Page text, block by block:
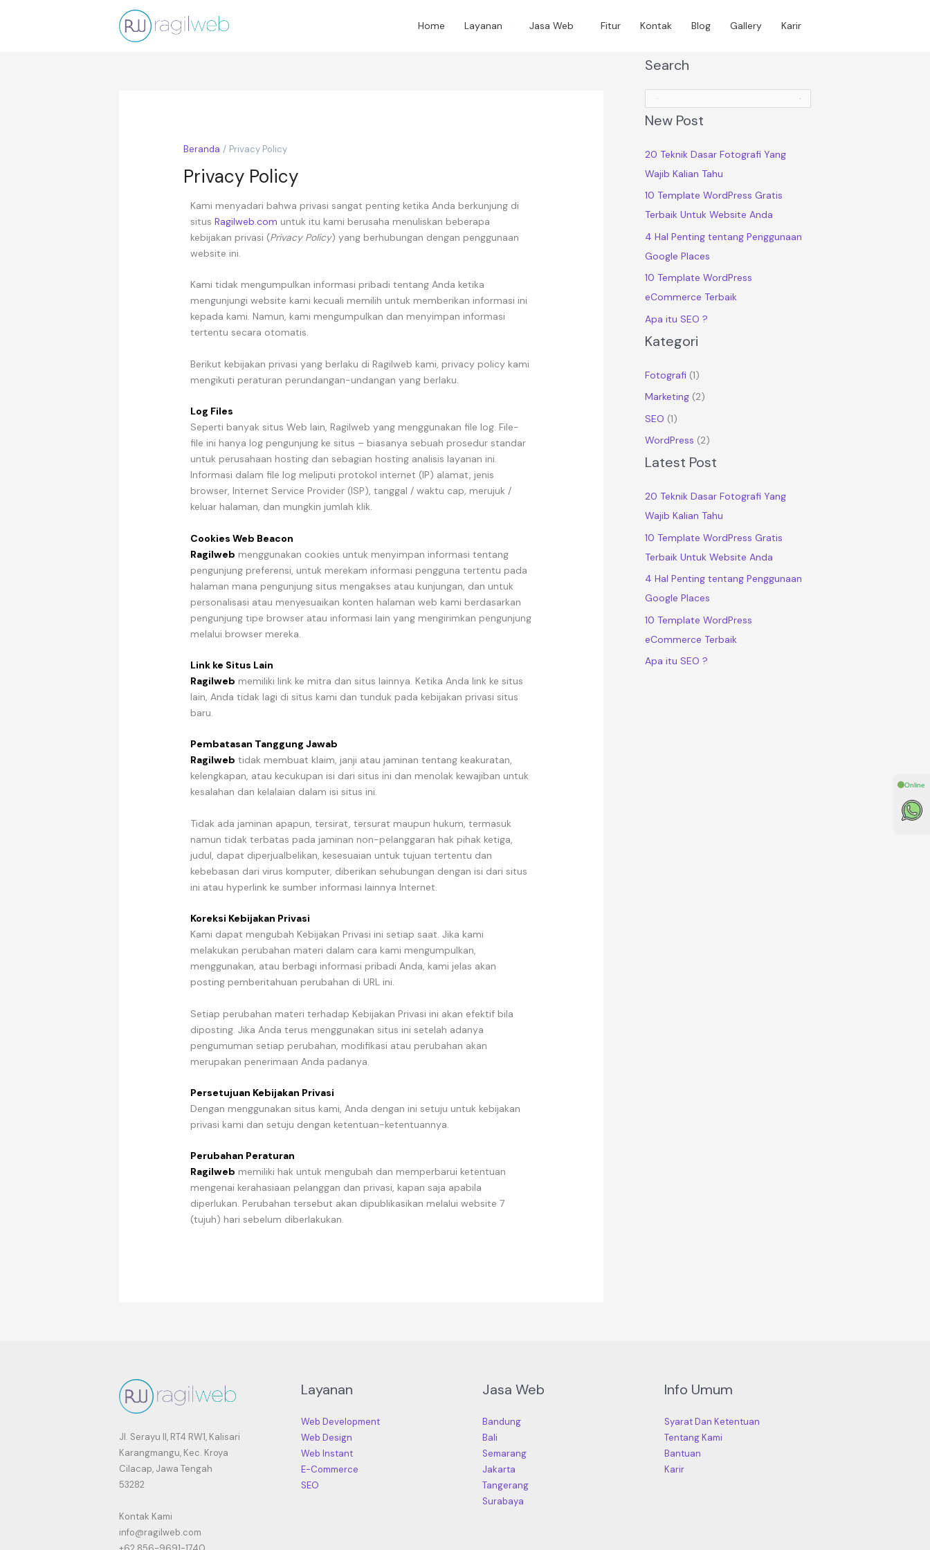
Home Layanan Jasa Web Fitur Kontak Blog Gallery Karir
Beranda Privacy Policy
Privacy Policy
Kami menyadari bahwa privasi sangat penting ketika Anda berkunjung di
situsRagilweb.com untuk itu kami berusaha menuliskan beberapa
kebijakan privasi (Privacy Policy) yang berhubungan dengan penggunaan
website ini.
Kami tidak mengumpulkan informasi pribadi tentang Anda ketika
mengunjungi website kami kecuali memilih untuk memberikan informasi ini
kepada kami. Namun, kami mengumpulkan dan menyimpan informasi
tertentu secara otomatis.
Berikut kebijakan privasi yang berlaku di Ragilweb kami, privacy policy kami
mengikuti peraturan perundangan-undangan yang berlaku.
Log Files
Seperti banyak situs Web lain, Ragilweb yang menggunakan file log. File-
file ini hanya log pengunjung ke situs – biasanya sebuah prosedur standar
untuk perusahaan hosting dan sebagian hosting analisis layanan ini.
Informasi dalam file log meliputi protokol internet (IP) alamat, jenis
browser, Internet Service Provider (ISP), tanggal / waktu cap, merujuk /
keluar halaman, dan mungkin jumlah klik.
Cookies Web Beacon
Ragilweb menggunakan cookies untuk menyimpan informasi tentang
pengunjung preferensi, untuk merekam informasi pengguna tertentu pada
halaman mana pengunjung situs mengakses atau kunjungan, dan untuk
personalisasi atau menyesuaikan konten halaman web kami berdasarkan
pengunjung tipe browser atau informasi lain yang mengirimkan pengunjung
melalui browser mereka.
Link ke Situs Lain
Ragilweb memiliki link ke mitra dan situs lainnya. Ketika Anda link ke situs
lain, Anda tidak lagi di situs kami dan tunduk pada kebijakan privasi situs
baru.
Pembatasan Tanggung Jawab
Ragilweb tidak membuat klaim, janji atau jaminan tentang keakuratan,
kelengkapan, atau kecukupan isi dari situs ini dan menolak kewajiban untuk
kesalahan dan kelalaian dalam isi situs ini.
Tidak ada jaminan apapun, tersirat, tersurat maupun hukum, termasuk
namun tidak terbatas pada jaminan non-pelanggaran hak pihak ketiga,
judul, dapat diperjualbelikan, kesesuaian untuk tujuan tertentu dan
kebebasan dari virus komputer, diberikan sehubungan dengan isi dari situs
ini atau hyperlink ke sumber informasi lainnya Internet.
Koreksi Kebijakan Privasi
Kami dapat mengubah Kebijakan Privasi ini setiap saat. Jika kami
melakukan perubahan materi dalam cara kami mengumpulkan,
menggunakan, atau berbagi informasi pribadi Anda, kami jelas akan
posting pemberitahuan perubahan di URL ini.
Setiap perubahan materi terhadap Kebijakan Privasi ini akan efektif bila
diposting. Jika Anda terus menggunakan situs ini setelah adanya
pengumuman setiap perubahan, modifikasi atau perubahan akan
merupakan penerimaan Anda padanya.
Persetujuan Kebijakan Privasi
Dengan menggunakan situs kami, Anda dengan ini setuju untuk kebijakan
privasi kami dan setuju dengan ketentuan-ketentuannya.
Perubahan Peraturan
Ragilweb memiliki hak untuk mengubah dan memperbarui ketentuan
mengenai kerahasiaan pelanggan dan privasi, kapan saja apabila
diperlukan. Perubahan tersebut akan dipublikasikan melalui website 7
(tujuh) hari sebelum diberlakukan.
Search
New Post
20 Teknik Dasar Fotografi Yang
Wajib Kalian Tahu
10 Template WordPress Gratis
Terbaik Untuk Website Anda
4 Hal Penting tentang Penggunaan
Google Places
10 Template WordPress
eCommerce Terbaik
Apa itu SEO ?
Kategori
Fotografi (1)
Marketing (2)
SEO (1)
WordPress (2)
Latest Post
20 Teknik Dasar Fotografi Yang
Wajib Kalian Tahu
10 Template WordPress Gratis
Terbaik Untuk Website Anda
4 Hal Penting tentang Penggunaan
Google Places
10 Template WordPress
eCommerce Terbaik
Apa itu SEO ?
Jl. Serayu II, RT4 RW1, Kalisari
Karangmangu, Kec. Kroya
Cilacap, Jawa Tengah
53282
Kontak Kami
info@ragilweb.com
Layanan
Web Development
Web Design
Web Instant
E-Commerce
SEO
Jasa Web
Bandung
Bali
Semarang
Jakarta
Tangerang
Surabaya
Info Umum
Syarat Dan Ketentuan
Tentang Kami
Bantuan
Karir
Online